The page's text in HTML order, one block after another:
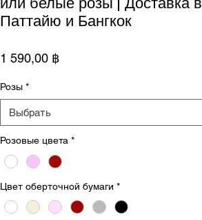
Паттайю и Бангкок
1 590,00 ฿Цена
Розы *
Выбрать
Розовые цвета *
Цвет оберточной бумаги *